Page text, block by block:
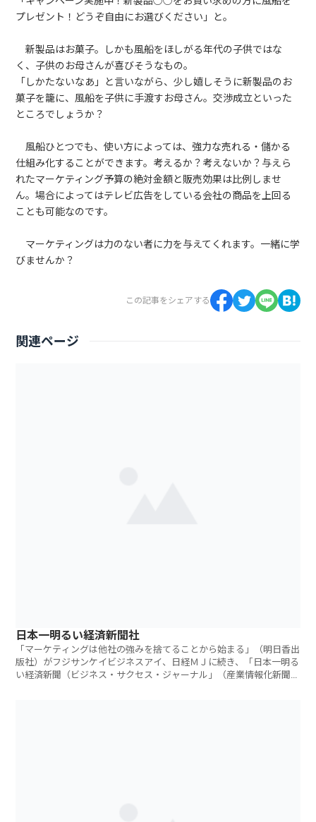
プレゼント！どうぞ自由にお選びください」と。
新製品はお菓子。しかも風船をほしがる年代の子供ではな
く、子供のお母さんが喜びそうなもの。
「しかたないなあ」と言いながら、少し嬉しそうに新製品のお
菓子を籠に、風船を子供に手渡すお母さん。交渉成立といった
ところでしょうか？
風船ひとつでも、使い方によっては、強力な売れる・儲かる
仕組み化することができます。考えるか？考えないか？与えら
れたマーケティング予算の絶対金額と販売効果は比例しませ
ん。場合によってはテレビ広告をしている会社の商品を上回る
ことも可能なのです。
マーケティングは力のない者に力を与えてくれます。一緒に学
びませんか？
この記事をシェアする
関連ページ
日本一明るい経済新聞社
「マーケティングは他社の強みを捨てることから始まる」（明日香出
版社）がフジサンケイビジネスアイ、日経ＭＪに続き、「日本一明る
い経済新聞（ビジネス・サクセス・ジャーナル」（産業情報化新聞